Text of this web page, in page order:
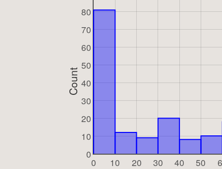
0 10 20 30 40 50
0
10
20
30
40
50
60
70
80
Count